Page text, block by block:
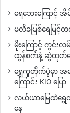
ရေဘေးကြောင့် အိ
မလိခမြစ်ရေမြင့်
မိုးကြောင့် ကွင်း
ထွန်စက်နဲ့ ဆွဲထုတ်န
ရွှေကူတိုက်ပွဲမှာ အရ
ကြောင်း KIO ပြော
လယ်ယာမြေထဲရွှေ
နေ